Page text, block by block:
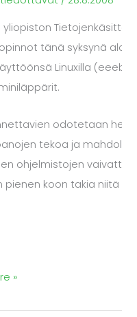
yliopiston
tänä syksynä
Linuxilla
odotetaan
tekoa ja
ohjelmistojen
pienen koon takia niitä
»